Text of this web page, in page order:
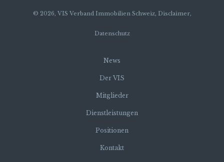
© 2026, VIS Verband Immobilien Schweiz, Disclaimer,
Datenschutz
News
Der VIS
Mitglieder
Dienstleistungen
Positionen
Kontakt